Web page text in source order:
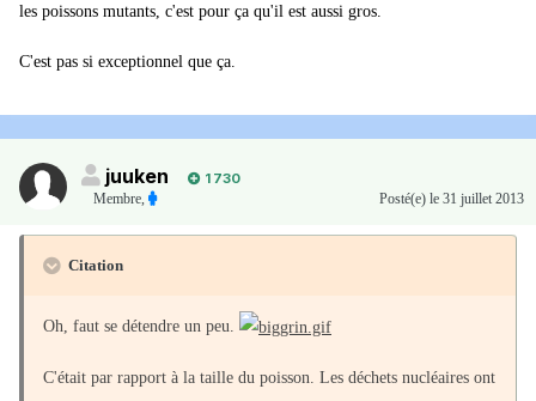
les poissons mutants, c'est pour ça qu'il est aussi gros.
C'est pas si exceptionnel que ça.
juuken
1 730
Membre, Posté(e) le 31 juillet 2013
Citation
Oh, faut se détendre un peu.
C'était par rapport à la taille du poisson. Les déchets nucléaires ont